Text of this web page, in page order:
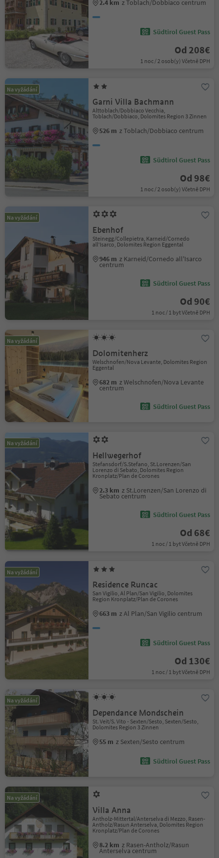
2.4 km z Toblach/Dobbiaco centrum
Südtirol Guest Pass
Od 208€
1 noc / 2 osob(y) Včetně DPH
Na vyžádání
Garni Villa Bachmann
Alttoblach/Dobbiaco Vecchia,
Toblach/Dobbiaco, Dolomites Region 3 Zinnen
526 m z Toblach/Dobbiaco centrum
Südtirol Guest Pass
Od 98€
1 noc / 2 osob(y) Včetně DPH
Na vyžádání
Ebenhof
Steinegg/Collepietra, Karneid/Cornedo
all'Isarco, Dolomites Region Eggental
946 m z Karneid/Cornedo all'Isarco
centrum
Südtirol Guest Pass
Od 90€
1 noc / 1 byt Včetně DPH
Na vyžádání
Dolomitenherz
Welschnofen/Nova Levante, Dolomites Region
Eggental
682 m z Welschnofen/Nova Levante
centrum
Südtirol Guest Pass
Na vyžádání
Hellwegerhof
Stefansdorf/S.Stefano, St.Lorenzen/San
Lorenzo di Sebato, Dolomites Region
Kronplatz/Plan de Corones
2.3 km z St.Lorenzen/San Lorenzo di
Sebato centrum
Südtirol Guest Pass
Od 68€
1 noc / 1 byt Včetně DPH
Na vyžádání
Residence Runcac
San Vigilio, Al Plan/San Vigilio, Dolomites
Region Kronplatz/Plan de Corones
663 m z Al Plan/San Vigilio centrum
Südtirol Guest Pass
Od 130€
1 noc / 1 byt Včetně DPH
Na vyžádání
Dependance Mondschein
St. Veit/S. Vito - Sexten/Sesto, Sexten/Sesto,
Dolomites Region 3 Zinnen
55 m z Sexten/Sesto centrum
Südtirol Guest Pass
Na vyžádání
Villa Anna
Antholz-Mittertal/Anterselva di Mezzo, Rasen-
Antholz/Rasun Anterselva, Dolomites Region
Kronplatz/Plan de Corones
8.2 km z Rasen-Antholz/Rasun
Anterselva centrum